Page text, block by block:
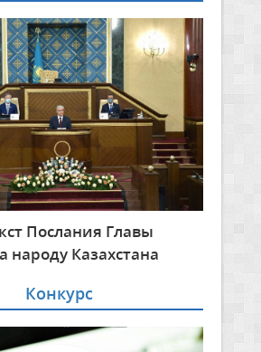
Послания Главы
народу Казахстана
Конкурс